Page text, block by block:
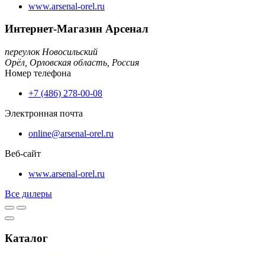
www.arsenal-orel.ru
Интернет-Магазин Арсенал
переулок Новосильский
Орёл, Орловская область, Россия
Номер телефона
+7 (486) 278-00-08
Электронная почта
online@arsenal-orel.ru
Веб-сайт
www.arsenal-orel.ru
Все дилеры
Каталог